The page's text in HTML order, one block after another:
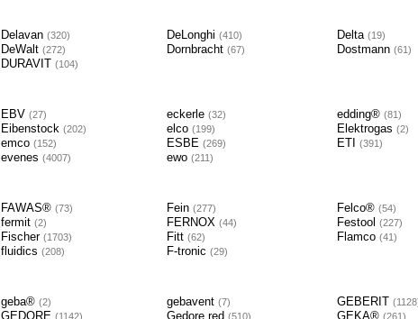
Delavan 320 DeLonghi 410 Delta 19
DeWalt 272 Dornbracht 67 Dostmann 61
DURAVIT 104
EBV 27 eckerle 32 edding® 81
Eibenstock 202 elco 199 Elektrogas 2
emco 152 ESBE 269 ETI 391
evenes 4007 ewo 211
FAWAS® 73 Fein 277 Felco® 54
fermit 2 FERNOX 44 Festool 227
Fischer 1703 Fitt 62 Flamco 41
fluidics 208 F-tronic 29
geba® 2 gebavent 7 GEBERIT 1128
GEDORE 1142 Gedore red 510 GEKA® 261